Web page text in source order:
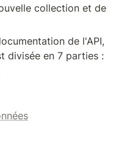
collection et de
de l'API,
divisée en 7 parties :